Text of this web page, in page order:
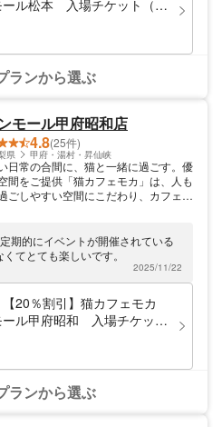
ール松本 入場チケット（ド
ランから選ぶ
モール甲府昭和店
4.8(25件)
県 甲府・湯村・昇仙峡
日常の合間に、猫と一緒に過ごす。優
間をご提供「猫カフェモカ」は、人も
ごしやすい空間にこだわり、カフェの
できる空間です。多数のメディアでも
げられ、今、人気沸騰中。猫の魅力を
存分体感できますよ。全国23店舗で展
すので、お近くの店舗へお気軽にお立
ください。
期的にイベントが開催されている
てとても楽しいです。
2025/11/22
20％割引】猫カフェモカ
ール甲府昭和 入場チケット
ランから選ぶ